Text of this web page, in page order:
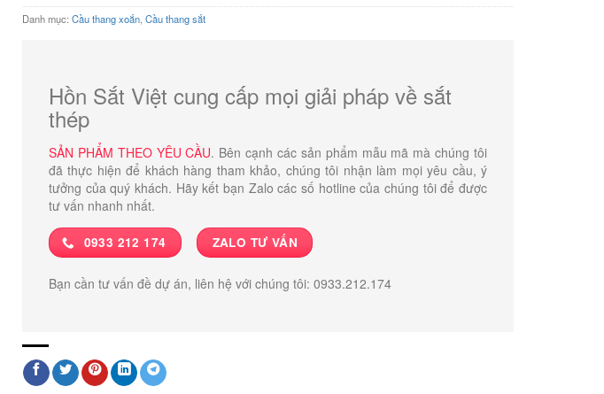
Danh mục: Cầu thang xoắn Cầu thang sắt
Hồn Sắt Việt cung cấp mọi giải pháp về sắt
thép
SẢN PHẨM THEO YÊU CẦU. Bên cạnh các sản phẩm mẫu mã mà chúng tôi
đã thực hiện để khách hàng tham khảo, chúng tôi nhận làm mọi yêu cầu, ý
tưởng của quý khách. Hãy kết bạn Zalo các số hotline của chúng tôi để được
tư vấn nhanh nhất.
0933 212 174 ZALO TƯ VẤN
Bạn cần tư vấn đề dự án, liên hệ với chúng tôi: 0933.212.174